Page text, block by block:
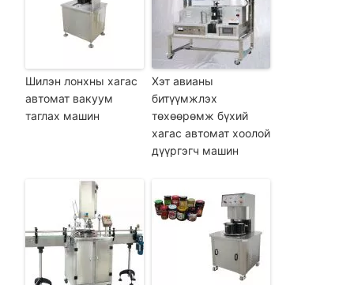
Шилэн лонхны хагас
автомат вакуум
таглах машин
Хэт авианы
битүүмжлэх
төхөөрөмж бүхий
хагас автомат хоолой
дүүргэгч машин